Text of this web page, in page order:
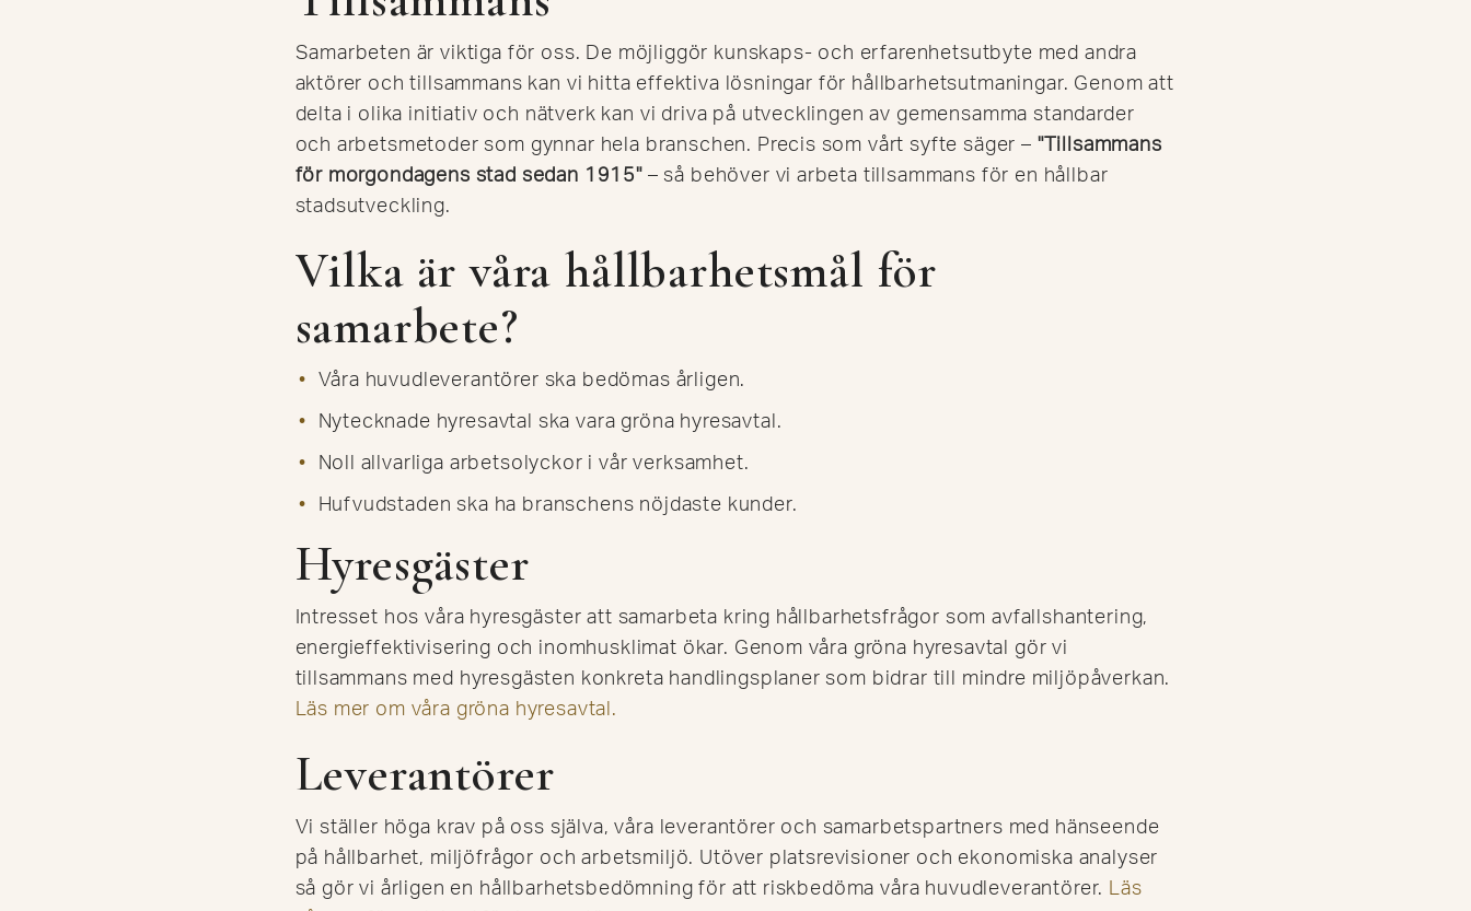
Samarbeten är viktiga för oss. De möjliggör kunskaps- och erfarenhetsutbyte med andra
aktörer och tillsammans kan vi hitta effektiva lösningar för hållbarhetsutmaningar. Genom att
delta i olika initiativ och nätverk kan vi driva på utvecklingen av gemensamma standarder
och arbetsmetoder som gynnar hela branschen. Precis som vårt syfte säger – "Tillsammans
för morgondagens stad sedan 1915"– så behöver vi arbeta tillsammans för en hållbar
stadsutveckling.
Vilka är våra hållbarhetsmål för
samarbete?
Våra huvudleverantörer ska bedömas årligen.
Nytecknade hyresavtal ska vara gröna hyresavtal.
Noll allvarliga arbetsolyckor i vår verksamhet.
Hufvudstaden ska ha branschens nöjdaste kunder.
Hyresgäster
Intresset hos våra hyresgäster att samarbeta kring hållbarhetsfrågor som avfallshantering,
energieffektivisering och inomhusklimat ökar. Genom våra gröna hyresavtal gör vi
tillsammans med hyresgästen konkreta handlingsplaner som bidrar till mindre miljöpåverkan.
Läs mer om våra gröna hyresavtal.
Leverantörer
Vi ställer höga krav på oss själva, våra leverantörer och samarbetspartners med hänseende
på hållbarhet, miljöfrågor och arbetsmiljö. Utöver platsrevisioner och ekonomiska analyser
så gör vi årligen en hållbarhetsbedömning för att riskbedöma våra huvudleverantörer. Läs